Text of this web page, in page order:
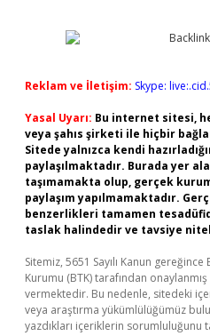
Reklam ve İletişim: Skype:
Yasal Uyarı: Bu internet sitesi,
veya şahıs şirketi ile hiçbir
Sitede yalnızca kendi
paylaşılmaktadır. Burada yer
taşımamakta olup, gerçek
paylaşım yapılmamaktadır.
benzerlikleri tamamen
taslak halindedir ve tavsiye
Sitemiz, 5651 Sayılı Kanun
Kurumu (BTK) tarafından
vermektedir. Bu nedenle, sitedeki
veya araştırma yükümlülüğümüz
yazdıkları içeriklerin sorumluluğunu